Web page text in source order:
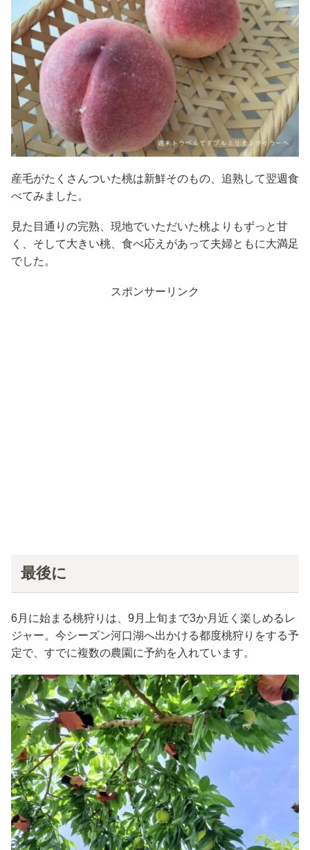
産毛がたくさんついた桃は新鮮そのもの、追熟して翌週食
べてみました。
見た目通りの完熟、現地でいただいた桃よりもずっと甘
く、そして大きい桃、食べ応えがあって夫婦ともに大満足
でした。
スポンサーリンク
最後に
6月に始まる桃狩りは、9月上旬まで3か月近く楽しめるレ
ジャー。今シーズン河口湖へ出かける都度桃狩りをする予
定で、すでに複数の農園に予約を入れています。